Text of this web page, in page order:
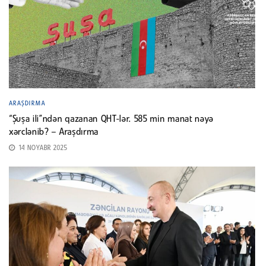
ARAŞDIRMA
“Şuşa ili”ndən qazanan QHT-lər. 585 min manat nəyə
xərclənib? – Araşdırma
14 NOYABR 2025